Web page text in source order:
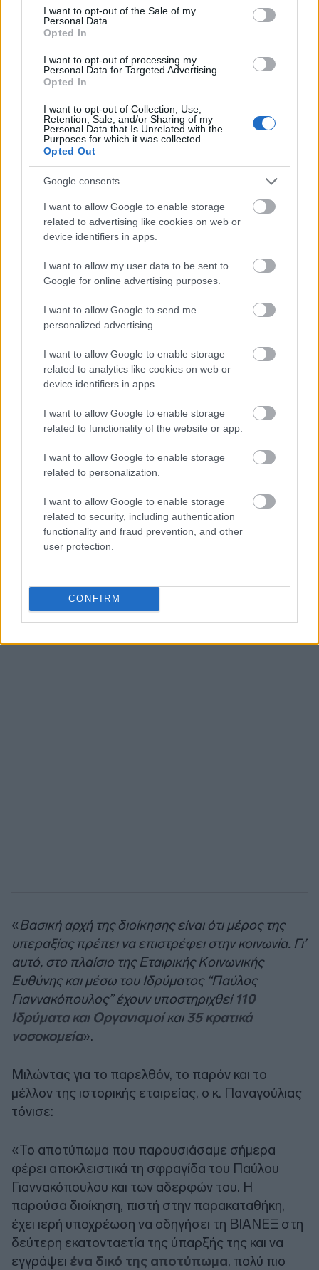
consent section.
I want to opt-out of the Sale of my
Personal Data.
Opted In
I want to opt-out of processing my
Personal Data for Targeted Advertising.
Opted In
I want to opt-out of Collection, Use,
Retention, Sale, and/or Sharing of my
Personal Data that Is Unrelated with the
Purposes for which it was collected.
Opted Out
Google consents
I want to allow Google to enable storage
related to advertising like cookies on web or
device identifiers in apps.
I want to allow my user data to be sent to
Google for online advertising purposes.
I want to allow Google to send me
personalized advertising.
I want to allow Google to enable storage
related to analytics like cookies on web or
device identifiers in apps.
I want to allow Google to enable storage
related to functionality of the website or app.
I want to allow Google to enable storage
related to personalization.
I want to allow Google to enable storage
related to security, including authentication
functionality and fraud prevention, and other
user protection.
CONFIRM
Στο πλαίσιο αυτό, ο Δημήτρης Γιαννακόπουλος
αναφέρθηκεστις πρόσφατες συνεργασίες στον
τομέα της ιατρικής ακριβείας και γονιδιωματικής
ανακοινώθηκε προ ημερών στον τομέα της
Τεχνολογίας με την UΒITEC. «Δημιουργήθηκε η
UBI7000 για να μπορέσουμε να είμαστε πάντα
πρωτοπόροι, να ακολουθούμε πάντα την
τεχνολογία και ίσως πολλές φορές να τη
δημιουργούμε», είπε, υπογραμμίζοντας ότι ο
Όμιλος επιμένει να στηρίζει το ελληνικό επιχειρείν,
την ελληνική οικονομία και το μέλλον της χώρας.
Παράλληλα, μίλησε για τοπλούσιο πρόγραμμα
δράσεων κοινωνικής ευθύνηςπου «τρέχει» η
ανταποκρίνεται στις πραγματικές ανάγκες της
Στην αποστολή και την κοινωνική δράση της
άλλων και ο Αντιπρόεδρος της εταιρείας,
Κωνσταντίνος Παναγούλιας:
«Βασική αρχή της διοίκησης είναι ότι μέρος της
υπεραξίας πρέπει να επιστρέφει στην κοινωνία. Γι’
αυτό, στο πλαίσιο της Εταιρικής Κοινωνικής
Ευθύνης και μέσω του Ιδρύματος “Παύλος
Γιαννακόπουλος” έχουν υποστηριχθεί110
Ιδρύματα και Οργανισμοίκαι35 κρατικά
νοσοκομεία».
Μιλώντας για το παρελθόν, το παρόν και το
μέλλον της ιστορικής εταιρείας, ο κ. Παναγούλιας
τόνισε:
«Το αποτύπωμα που παρουσιάσαμε σήμερα
φέρει αποκλειστικά τη σφραγίδα του Παύλου
Γιαννακόπουλου και των αδερφών του. Η
παρούσα διοίκηση, πιστή στην παρακαταθήκη,
έχει ιερή υποχρέωση να οδηγήσει τη ΒΙΑΝΕΞ στη
δεύτερη εκατονταετία της ύπαρξής της και να
εγγράψει ένα δικό της αποτύπωμα, πολύ πιο